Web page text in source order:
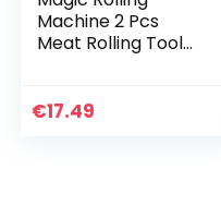
Machine 2 Pcs
Meat Rolling Tool
Meat Roller Grape
€17.49